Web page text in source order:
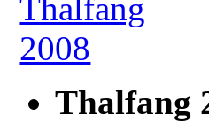
Thalfang